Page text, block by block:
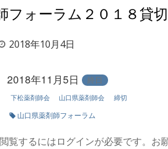
フォーラム２０１８貸
2018年10月4日
2018年11月5日 終日
下松薬剤師会 山口県薬剤師会 締切
山口県薬剤師フォーラム
覧するにはログインが必要です。お